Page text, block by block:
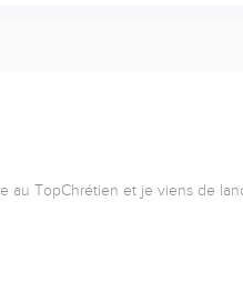
au TopChrétien et je viens de